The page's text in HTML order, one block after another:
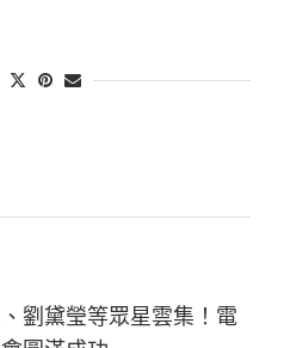
劉黛瑩等眾星雲集！電